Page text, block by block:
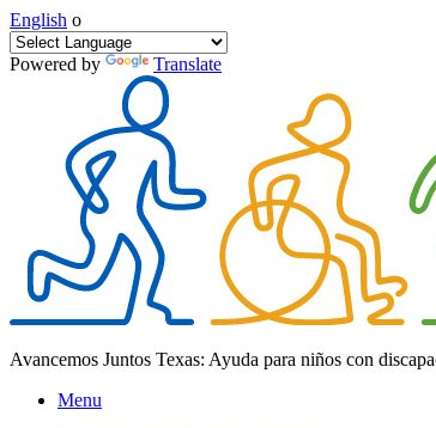
English o
Powered by Translate
Avancemos Juntos Texas: Ayuda para niños con
Menu